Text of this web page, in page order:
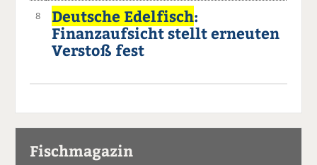
8 Deutsche Edelfisch:
Finanzaufsicht stellt erneuten
Verstoß fest
Fischmagazin